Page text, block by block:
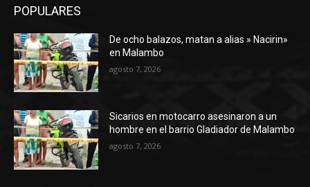
POPULARES
De ocho balazos, matan a alias » Nacirin»
en Malambo
agosto 7, 2026
Sicarios en motocarro asesinaron a un
hombre en el barrio Gladiador de Malambo
agosto 7, 2026